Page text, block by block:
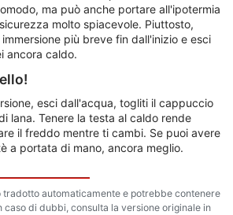
ma può anche portare all'ipotermia
molto spiacevole. Piuttosto,
più breve fin dall'inizio e esci
ancora caldo.
esci dall'acqua, togliti il cappuccio
lana. Tenere la testa al caldo rende
il freddo mentre ti cambi. Se puoi avere
a portata di mano, ancora meglio.
tradotto automaticamente e potrebbe contenere
caso di dubbi, consulta la versione originale in